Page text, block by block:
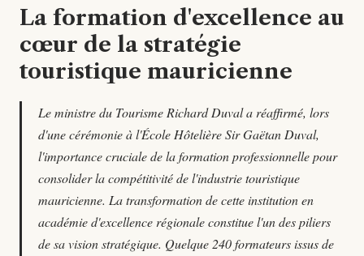
La formation d'excellence au
cœur de la stratégie
touristique mauricienne
Le ministre du Tourisme Richard Duval a réaffirmé, lors
d'une cérémonie à l'École Hôtelière Sir Gaëtan Duval,
l'importance cruciale de la formation professionnelle pour
consolider la compétitivité de l'industrie touristique
mauricienne. La transformation de cette institution en
académie d'excellence régionale constitue l'un des piliers
de sa vision stratégique. Quelque 240 formateurs issus de